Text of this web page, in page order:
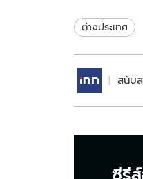
เกินคาด
ต่างประเทศ
สนับ